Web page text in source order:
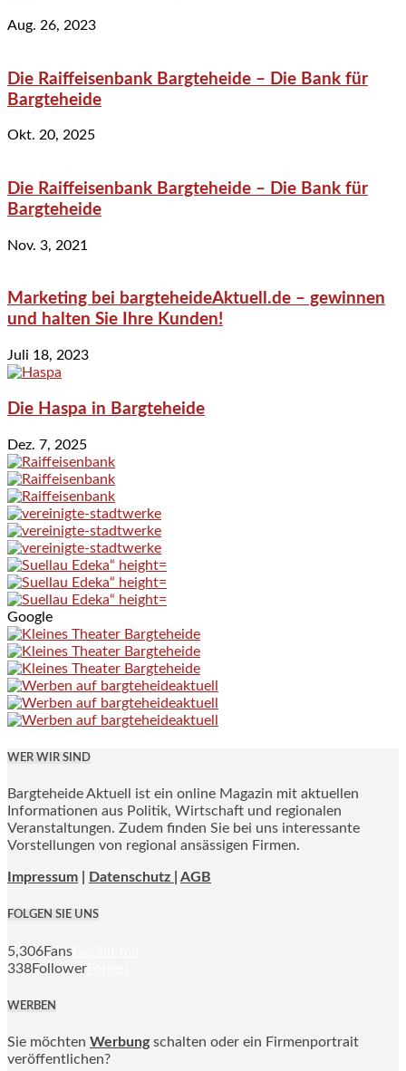
Aug. 26, 2023
Die Raiffeisenbank Bargteheide – Die Bank für
Bargteheide
Okt. 20, 2025
Die Raiffeisenbank Bargteheide – Die Bank für
Bargteheide
Nov. 3, 2021
Marketing bei bargteheideAktuell.de – gewinnen
und halten Sie Ihre Kunden!
Juli 18, 2023
Die Haspa in Bargteheide
Dez. 7, 2025
Google
WER WIR SIND
Bargteheide Aktuell ist ein online Magazin mit aktuellen
Informationen aus Politik, Wirtschaft und regionalen
Veranstaltungen. Zudem finden Sie bei uns interessante
Vorstellungen von regional ansässigen Firmen.
Impressum Datenschutz | AGB
FOLGEN SIE UNS
5,306Fans
338Follower
WERBEN
Sie möchten Werbung schalten oder ein Firmenportrait
veröffentlichen?